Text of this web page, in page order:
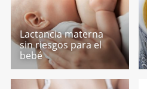
Lactancia materna
sin riesgos para el
bebé